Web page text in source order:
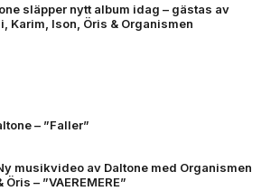
släpper nytt album idag – gästas av
Karim, Ison, Öris & Organismen
– ”Faller”
musikvideo av Daltone med Organismen
Öris – ”VAEREMERE”